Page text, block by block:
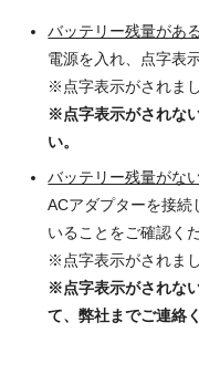
バッテリー残量があ
電源を入れ、点字表
※点字表示がされま
※点字表示がされな
い。
バッテリー残量がな
ACアダプターを接続
いることをご確認く
※点字表示がされま
※点字表示がされな
て、弊社までご連絡